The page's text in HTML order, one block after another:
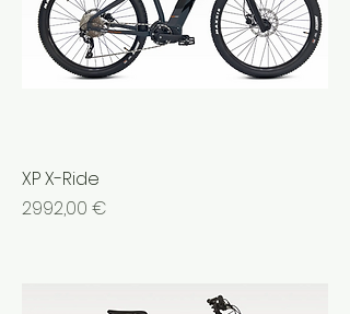
XP X-Ride
Prezzo
2992,00 €